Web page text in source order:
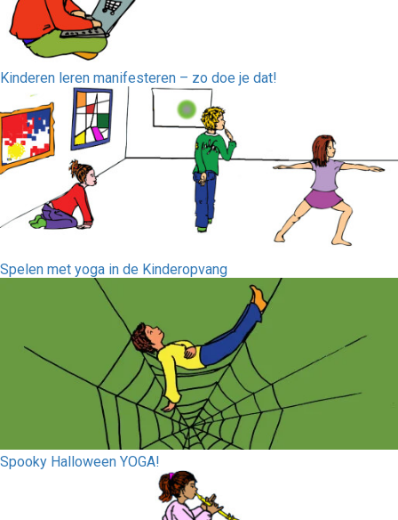
Kinderen leren manifesteren – zo doe je dat!
Spelen met yoga in de Kinderopvang
Spooky Halloween YOGA!